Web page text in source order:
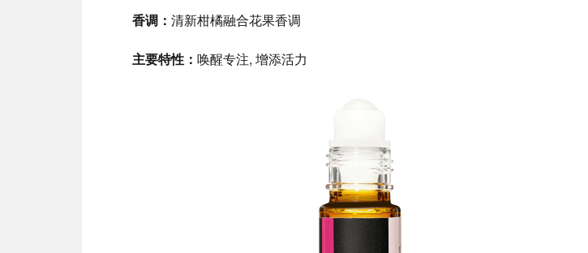
香调： 清新柑橘融合花果香调
主要特性： 唤醒专注, 增添活力